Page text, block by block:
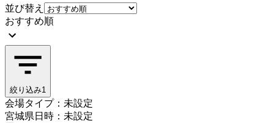
並び替え
おすすめ順
絞り込み1
会場タイプ：未設定
宮城県日時：未設定